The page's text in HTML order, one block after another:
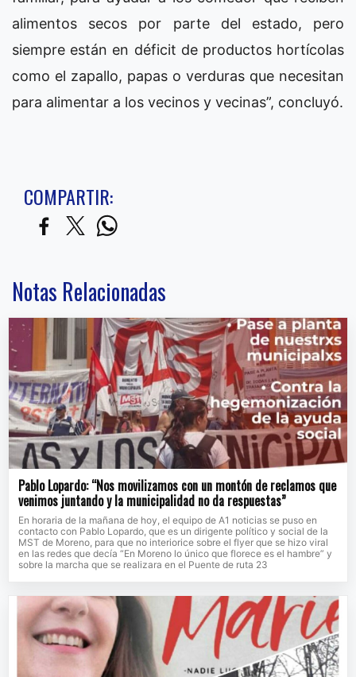
alimentos secos por parte del estado, pero
siempre están en déficit de productos hortícolas
como el zapallo, papas o verduras que necesitan
para alimentar a los vecinos y vecinas”, concluyó.
COMPARTIR:
Notas Relacionadas
Pablo Lopardo: “Nos movilizamos con un montón de reclamos que
venimos juntando y la municipalidad no da respuestas”
En horaria de la mañana de hoy, el equipo de A1 noticias se puso en
contacto con Pablo Lopardo, que es un dirigente político y social de la
MST de Moreno, para que no interiorice sobre el flyer que se hizo viral
en las redes que decía “En Moreno lo único que florece es el hambre” y
sobre la marcha que se realizara en el Puente de ruta 23